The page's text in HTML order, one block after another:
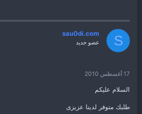
S
sau0di.com
عضو جديد
17 أغسطس 2010
السلام عليكم
طلبك متوفر لدينا عزيزى